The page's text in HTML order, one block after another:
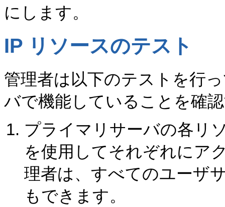
にします。
IP リソースのテスト
管理者は以下のテストを行
バで機能していることを確
プライマリサーバの各リ
を使用してそれぞれにア
理者は、すべてのユーザ
もできます。